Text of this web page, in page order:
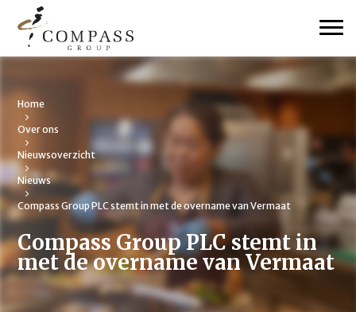
Home
Over ons
Nieuwsoverzicht
Nieuws
Compass Group PLC stemt in met de overname van Vermaat
Compass Group PLC stemt in
met de overname van Vermaat